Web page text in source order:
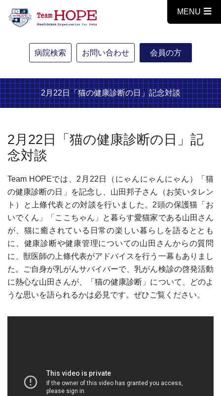
病院検索 お問い合わせ 会員の方
MENU
2月22日「猫の健康診断の日」記念対談
2月22日「猫の健康診断の日」記
念対談
Team HOPEでは、2月22日（にゃんにゃんにゃん）「猫
の健康診断の日」を記念し、山田邦子さん（お笑いタレン
ト）と上條代表との対談を行いました。2頭の保護猫「お
いでくん」「ここちゃん」と暮らす愛猫家である山田さん
が、猫に癒されている日常の楽しい暮らしを語るととも
に、健康診断や健康管理についての山田さんからの質問
に、獣医師の上條代表がアドバイスを行う一幕もありまし
た。ご自身が乳がんサバイバーで、乳がん検診の啓発活動
に熱心な山田さんが、「猫の健康診断」について、どのよ
うな思いを語られるかは必見です。ぜひご覧ください。